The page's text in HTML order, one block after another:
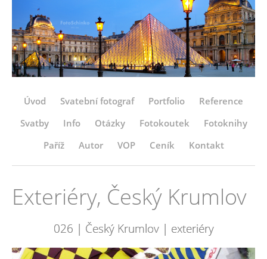
Úvod Svatební fotograf Portfolio
Reference
Svatby
Info Otázky Fotokoutek
Fotoknihy
Paříž
Autor VOP Ceník Kontakt
Exteriéry, Český Krumlov
026 | Český Krumlov | exteriéry